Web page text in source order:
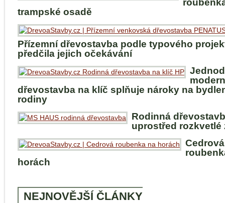
trampské osadě
Přízemní dřevostavba podle typového
předčila jejich očekávání
dřevostavba na klíč splňuje nároky na
rodiny
Rodinná
uprostřed rozkvetlé
Cedrová
horách
NEJNOVĚJŠÍ ČLÁNKY